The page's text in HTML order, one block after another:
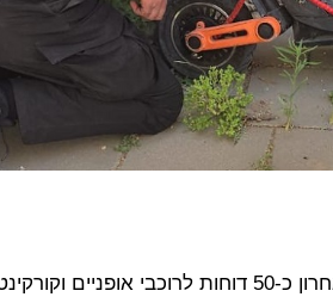
השיטור העירוני במודיעין רשם במהלך השבוע האחרון כ-50 דוחות לרוכבי אופניים